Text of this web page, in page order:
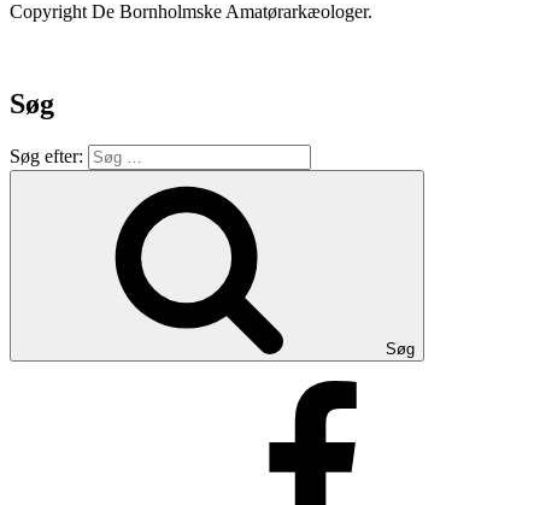
Copyright De Bornholmske Amatørarkæologer.
Søg
Søg efter:
Søg